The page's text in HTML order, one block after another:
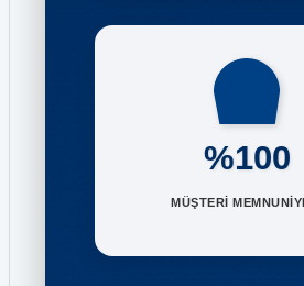
%100
MÜŞTERİ